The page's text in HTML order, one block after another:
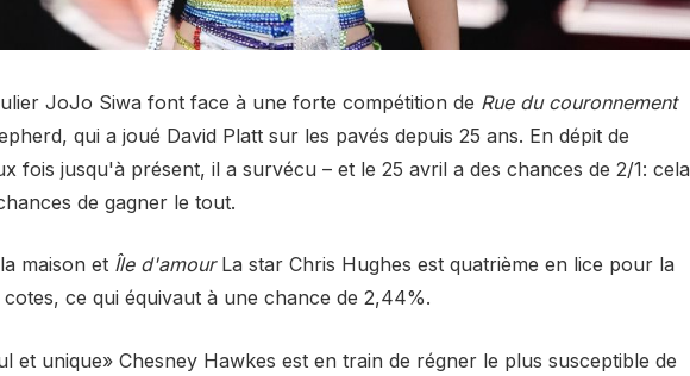
JoJo Siwa font face à une forte compétition de Rue du couronnement
qui a joué David Platt sur les pavés depuis 25 ans. En dépit de
fois jusqu'à présent, il a survécu – et le 25 avril a des chances de 2/1: cela
de gagner le tout.
maison et Île d'amourLa star Chris Hughes est quatrième en lice pour la
ce qui équivaut à une chance de 2,44%.
et unique» Chesney Hawkes est en train de régner le plus susceptible de